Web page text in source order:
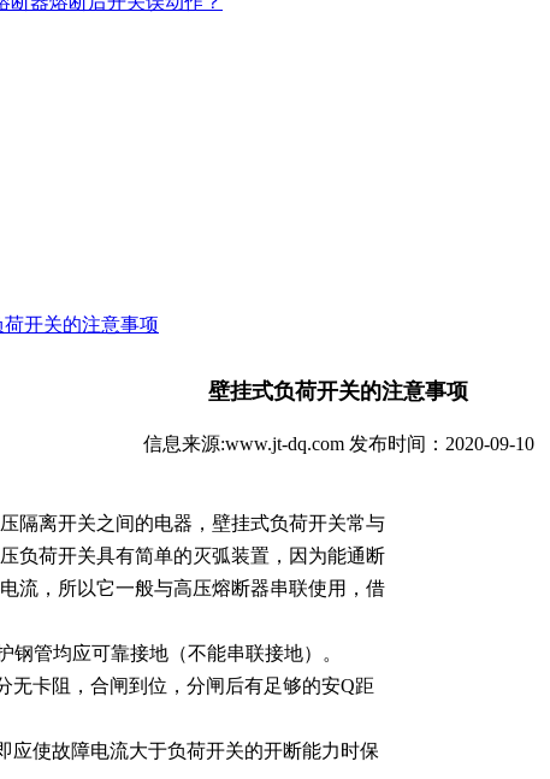
开关的注意事项
壁挂式负荷开关的注意事项
信息来源:www.jt-dq.com 发布时间：2020-09-10
隔离开关之间的电器，壁挂式负荷开关常与
负荷开关具有简单的灭弧装置，因为能通断
流，所以它一般与高压熔断器串联使用，借
管均应可靠接地（不能串联接地）。
无卡阻，合闸到位，分闸后有足够的安Q距
应使故障电流大于负荷开关的开断能力时保